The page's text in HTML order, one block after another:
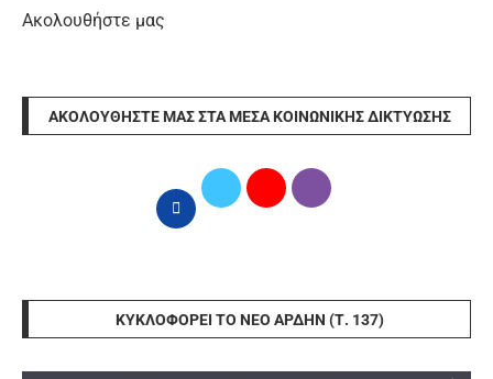
Ακολουθήστε μας
ΑΚΟΛΟΥΘΉΣΤΕ ΜΑΣ ΣΤΑ ΜΈΣΑ ΚΟΙΝΩΝΙΚΉΣ ΔΙΚΤΎΩΣΗΣ
ΚΥΚΛΟΦΟΡΕΊ ΤΟ ΝΈΟ ΆΡΔΗΝ (Τ. 137)